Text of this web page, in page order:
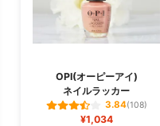
OPI(オーピーアイ)
ネイルラッカー
3.84(108)
¥1,034